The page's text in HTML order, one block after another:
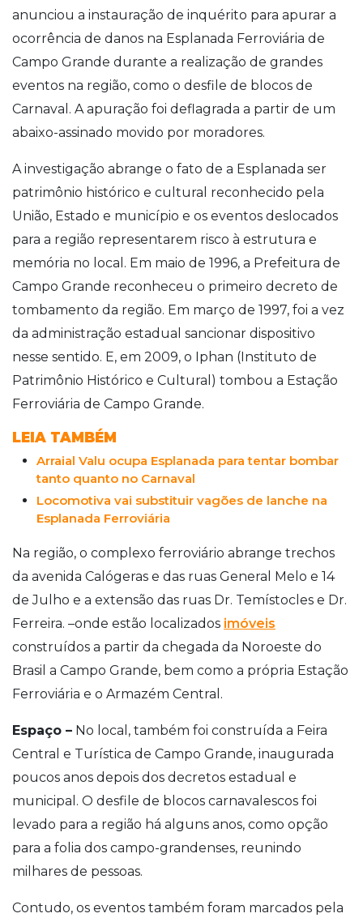
anunciou a instauração de inquérito para apurar a
ocorrência de danos na Esplanada Ferroviária de
Campo Grande durante a realização de grandes
eventos na região, como o desfile de blocos de
Carnaval. A apuração foi deflagrada a partir de um
abaixo-assinado movido por moradores.
A investigação abrange o fato de a Esplanada ser
patrimônio histórico e cultural reconhecido pela
União, Estado e município e os eventos deslocados
para a região representarem risco à estrutura e
memória no local. Em maio de 1996, a Prefeitura de
Campo Grande reconheceu o primeiro decreto de
tombamento da região. Em março de 1997, foi a vez
da administração estadual sancionar dispositivo
nesse sentido. E, em 2009, o Iphan (Instituto de
Patrimônio Histórico e Cultural) tombou a Estação
Ferroviária de Campo Grande.
LEIA TAMBÉM
Arraial Valu ocupa Esplanada para tentar bombar
tanto quanto no Carnaval
Locomotiva vai substituir vagões de lanche na
Esplanada Ferroviária
Na região, o complexo ferroviário abrange trechos
da avenida Calógeras e das ruas General Melo e 14
de Julho e a extensão das ruas Dr. Temístocles e Dr.
Ferreira. –onde estão localizados imóveis
construídos a partir da chegada da Noroeste do
Brasil a Campo Grande, bem como a própria Estação
Ferroviária e o Armazém Central.
Espaço – No local, também foi construída a Feira
Central e Turística de Campo Grande, inaugurada
poucos anos depois dos decretos estadual e
municipal. O desfile de blocos carnavalescos foi
levado para a região há alguns anos, como opção
para a folia dos campo-grandenses, reunindo
milhares de pessoas.
Contudo, os eventos também foram marcados pela